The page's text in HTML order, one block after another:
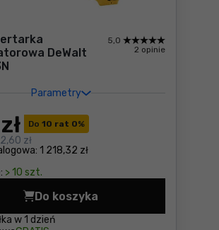
DeWalt
Parametry
5,0
2 opinie
Do 10 rat 0%
1 218,32 zł
zł
zł
> 10 szt.
w 1 dzień
Do koszyka
Młotowiertarka